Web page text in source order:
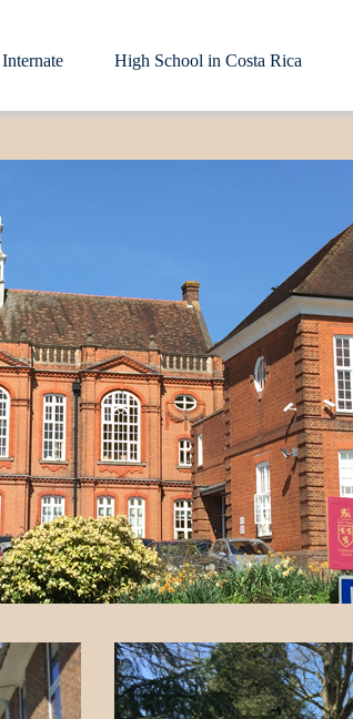
Internate High School in Costa Rica